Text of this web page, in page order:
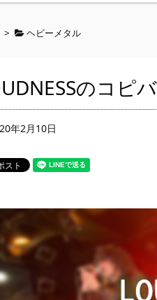
> ヘビーメタル
のコピ
年2月10日